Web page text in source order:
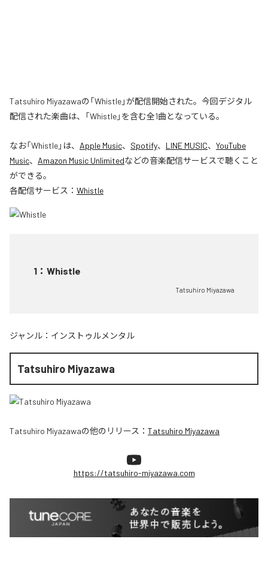
Tatsuhiro Miyazawaの「Whistle」が配信開始された。今回デジタル
配信された楽曲は、「Whistle」を含む全1曲となっている。
なお「Whistle」は、 Apple Music、 Spotify、 LINE MUSIC、 YouTube
Music、 Amazon Music Unlimitedなどの音楽配信サービスで聴くこと
ができる。
各配信サービス： Whistle
1 ： Whistle
Tatsuhiro Miyazawa
ジャンル： インストゥルメンタル
Tatsuhiro Miyazawa
Tatsuhiro Miyazawaの他のリリース： Tatsuhiro Miyazawa
https://tatsuhiro-miyazawa.com